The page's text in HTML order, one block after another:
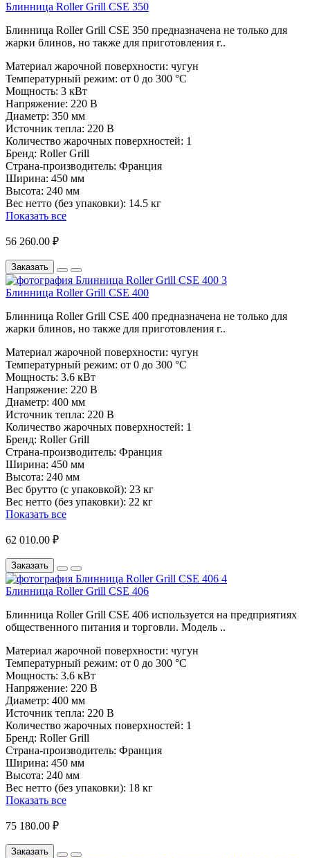
Блинница Roller Grill CSE 350
Блинница Roller Grill CSE 350 предназначена не только для
жарки блинов, но также для приготовления г..
Материал жарочной поверхности: чугун
Температурный режим: от 0 до 300 °C
Мощность: 3 кВт
Напряжение: 220 В
Диаметр: 350 мм
Источник тепла: 220 В
Количество жарочных поверхностей: 1
Бренд: Roller Grill
Страна-производитель: Франция
Ширина: 450 мм
Высота: 240 мм
Вес нетто (без упаковки): 14.5 кг
Показать все
56 260.00 ₽
Заказать
Блинница Roller Grill CSE 400
Блинница Roller Grill CSE 400 предназначена не только для
жарки блинов, но также для приготовления г..
Материал жарочной поверхности: чугун
Температурный режим: от 0 до 300 °C
Мощность: 3.6 кВт
Напряжение: 220 В
Диаметр: 400 мм
Источник тепла: 220 В
Количество жарочных поверхностей: 1
Бренд: Roller Grill
Страна-производитель: Франция
Ширина: 450 мм
Высота: 240 мм
Вес брутто (с упаковкой): 23 кг
Вес нетто (без упаковки): 22 кг
Показать все
62 010.00 ₽
Заказать
Блинница Roller Grill CSE 406
Блинница Roller Grill CSE 406 используется на предприятиях
общественного питания и торговли. Модель ..
Материал жарочной поверхности: чугун
Температурный режим: от 0 до 300 °C
Мощность: 3.6 кВт
Напряжение: 220 В
Диаметр: 400 мм
Источник тепла: 220 В
Количество жарочных поверхностей: 1
Бренд: Roller Grill
Страна-производитель: Франция
Ширина: 450 мм
Высота: 240 мм
Вес нетто (без упаковки): 18 кг
Показать все
75 180.00 ₽
Заказать